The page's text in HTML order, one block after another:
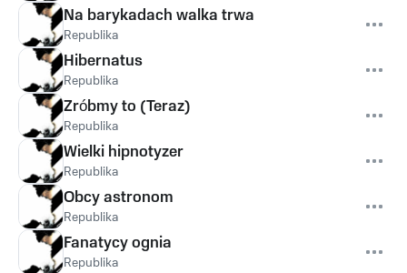
Na barykadach walka trwa
Republika
Hibernatus
Republika
Zróbmy to (Teraz)
Republika
Wielki hipnotyzer
Republika
Obcy astronom
Republika
Fanatycy ognia
Republika